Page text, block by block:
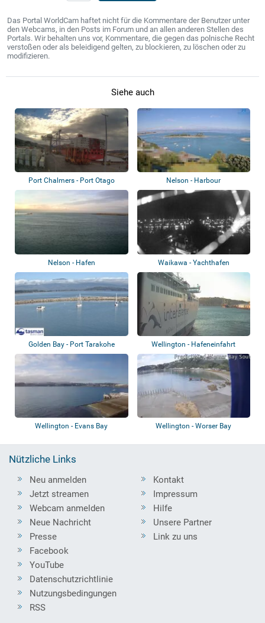
Das Portal WorldCam haftet nicht für die Kommentare der Benutzer unter
den Webcams, in den Posts im Forum und an allen anderen Stellen des
Portals. Wir behalten uns vor, Kommentare, die gegen das polnische Recht
verstoßen oder als beleidigend gelten, zu blockieren, zu löschen oder zu
modifizieren.
Siehe auch
Port Chalmers - Port Otago Nelson - Harbour
Nelson - Hafen Waikawa - Yachthafen
Golden Bay - Port Tarakohe Wellington - Hafeneinfahrt
Wellington - Evans Bay Wellington - Worser Bay
Nützliche Links
Neu anmelden
Jetzt streamen
Webcam anmelden
Neue Nachricht
Presse
Kontakt
Impressum
Hilfe
Unsere Partner
Link zu uns
Facebook
YouTube
Datenschutzrichtlinie
Nutzungsbedingungen
RSS